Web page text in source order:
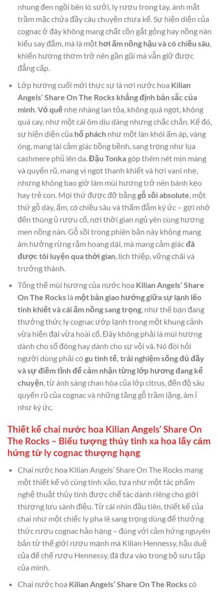
nhung đen ngồi bên lò sưởi, ly rượu trong tay, ánh mắt
trầm mặc chứa đầy câu chuyện chưa kể. Sự hiện diện của
cognac ở đây không mang chất cồn gắt gỏng hay nồng nàn
kiểu say đắm, mà là một hơi ấm nồng hậu và có chiều sâu,
khiến hương thơm trở nên gần gũi mà vẫn giữ được
đẳng cấp.
Lớp hương cuối mới thực sự là nơi nước hoa Kilian
Angels’ Share On The Rocks khẳng định bản sắc của
mình. Vỏ quếnhẹ nhàng lan tỏa, không quá ngọt, không
quá cay, như một cái ôm dịu dàng nhưng chắc chắn. Kế đó,
sự hiện diện của hổ pháchnhư một làn khói ấm áp, vàng
óng, mang lại cảm giác bồng bềnh, sang trọng như lụa
cashmere phủ lên da. Đậu Tonkagóp thêm nét mịn màng
và quyến rũ, mang vị ngọt thanh khiết và hơi vani nhẹ,
nhưng không bao giờ làm mùi hương trở nên bánh kẹo
hay trẻ con. Mọi thứ được đỡ bằnggỗ sồi absolute , một
thứ gỗ dày, ấm, có chiều sâu và thấm đẫm ký ức – gợi nhớ
đến thùng ủ rượu cổ, nơi thời gian ngủ yên cùng hương
men nồng nàn. Gỗ sồi trong phiên bản này không mang
âm hưởng rừng rậm hoang dại, mà mang cảm giácđã
được tôi luyện qua thời gian, lịch thiệp, vững chãi và
trưởng thành.
Tổng thể mùi hương của nước hoa Kilian Angels’ Share
On The Rockslà một bản giao hưởng giữa sự lạnh lẽo
tinh khiết và cái ấm nồng sang trọng, như thể bạn đang
thưởng thức ly cognac ướp lạnh trong một khung cảnh
vừa hiện đại vừa hoài cổ. Đây không phải là mùi hương
dành cho số đông hay dành cho sự vội vã. Nó đòi hỏi
người dùng phải cógu tinh tế, trải nghiệm sống đủ đầy
và sự điềm tĩnh để cảm nhận từng lớp hương đang kể
chuyện, từ ánh sáng chan hòa của lớp citrus, đến độ sâu
quyến rũ của cognac và những tầng gỗ trầm lặng, âm ỉ
như ký ức.
Thiết kế chai nước hoa Kilian Angels’ Share On
The Rocks – Biểu tượng thủy tinh xa hoa lấy cảm
hứng từ ly cognac thượng hạng
Chai nước hoa Kilian Angels’ Share On The Rocks mang
một thiết kế vô cùng tinh xảo, tựa như một tác phẩm
nghệ thuật thủy tinh được chế tác dành riêng cho giới
thượng lưu sành điệu. Từ cái nhìn đầu tiên, thiết kế của
chai như một chiếc ly pha lê sang trọng dùng để thưởng
thức rượu cognac hảo hạng – đúng với cảm hứng nguyên
bản từ thế giới rượu mạnh mà Kilian Hennessy, hậu duệ
của đế chế rượu Hennessy, đã đưa vào trong bộ sưu tập
của mình.
Chai nước hoa Kilian Angels’ Share On The Rockscó